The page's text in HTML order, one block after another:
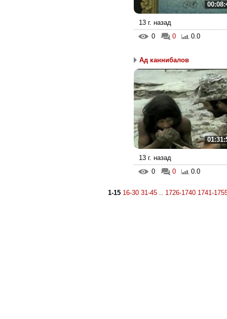
13 г. назад
0
0 0.0
Ад каннибалов
13 г. назад
0
0 0.0
1-15 16-30 31-45 1726-1740 1741-